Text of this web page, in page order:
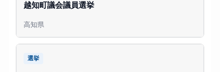
越知町議会議員選挙
高知県
選挙